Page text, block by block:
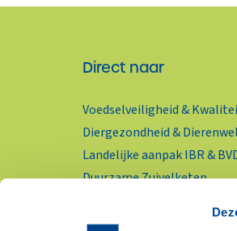
Direct naar
Voedselveiligheid &
Diergezondheid &
Landelijke aanpak IBR &
Duurzame Zuivelketen
RSS-feed